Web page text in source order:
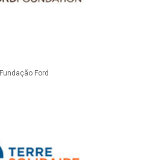
Fundação Ford